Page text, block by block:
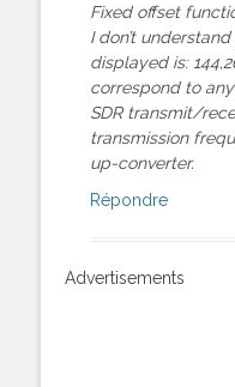
Fixed offset
I don’t
displayed is:
correspond to
SDR transmit/
transmission
up-converter.
Répondre
Advertisements